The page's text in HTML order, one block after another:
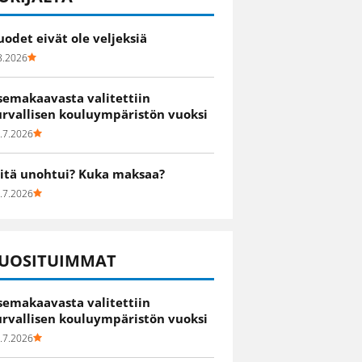
eivät ole veljeksiä
valitettiin
kouluympäristön vuoksi
unohtui? Kuka maksaa?
valitettiin
kouluympäristön vuoksi